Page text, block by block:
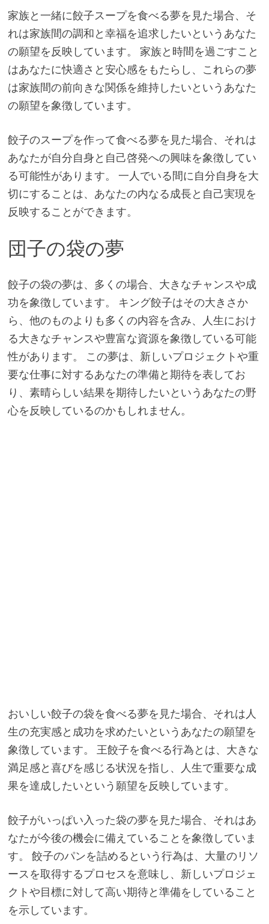
家族と一緒に餃子スープを食べる夢を見た場合、そ
れは家族間の調和と幸福を追求したいというあなた
の願望を反映しています。 家族と時間を過ごすこと
はあなたに快適さと安心感をもたらし、これらの夢
は家族間の前向きな関係を維持したいというあなた
の願望を象徴しています。
餃子のスープを作って食べる夢を見た場合、それは
あなたが自分自身と自己啓発への興味を象徴してい
る可能性があります。 一人でいる間に自分自身を大
切にすることは、あなたの内なる成長と自己実現を
反映することができます。
団子の袋の夢
餃子の袋の夢は、多くの場合、大きなチャンスや成
功を象徴しています。 キング餃子はその大きさか
ら、他のものよりも多くの内容を含み、人生におけ
る大きなチャンスや豊富な資源を象徴している可能
性があります。 この夢は、新しいプロジェクトや重
要な仕事に対するあなたの準備と期待を表してお
り、素晴らしい結果を期待したいというあなたの野
心を反映しているのかもしれません。
おいしい餃子の袋を食べる夢を見た場合、それは人
生の充実感と成功を求めたいというあなたの願望を
象徴しています。 王餃子を食べる行為とは、大きな
満足感と喜びを感じる状況を指し、人生で重要な成
果を達成したいという願望を反映しています。
餃子がいっぱい入った袋の夢を見た場合、それはあ
なたが今後の機会に備えていることを象徴していま
す。 餃子のパンを詰めるという行為は、大量のリソ
ースを取得するプロセスを意味し、新しいプロジェ
クトや目標に対して高い期待と準備をしていること
を示しています。